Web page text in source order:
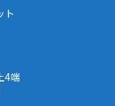
ト
4端